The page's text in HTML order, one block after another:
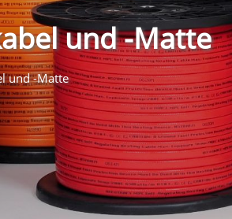
und -Matte
und -Matte